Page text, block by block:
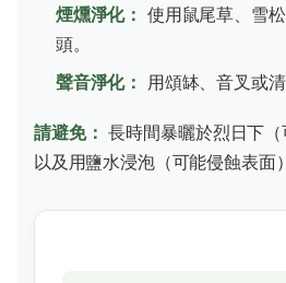
煙燻淨化： 使用鼠尾草、雪
頭。
聲音淨化：
用頌缽、音叉或
請避免： 長時間暴曬於烈日下（
以及用鹽水浸泡（可能侵蝕表面